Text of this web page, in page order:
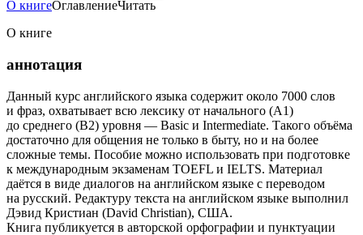
О книгеОглавлениеЧитать
О книге
аннотация
Данный курс английского языка содержит около 7000 слов
и фраз, охватывает всю лексику от начального (A1)
до среднего (B2) уровня — Basic и Intermediate. Такого объёма
достаточно для общения не только в быту, но и на более
сложные темы. Пособие можно использовать при подготовке
к международным экзаменам TOEFL и IELTS. Материал
даётся в виде диалогов на английском языке с переводом
на русский. Редактуру текста на английском языке выполнил
Дэвид Кристиан (David Christian), США.
Книга публикуется в авторской орфографии и пунктуации